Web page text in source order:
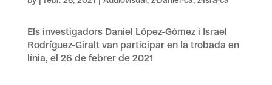
Els investigadors Daniel López-Gómez i Israel
Rodríguez-Giralt van participar en la trobada en
línia, el 26 de febrer de 2021